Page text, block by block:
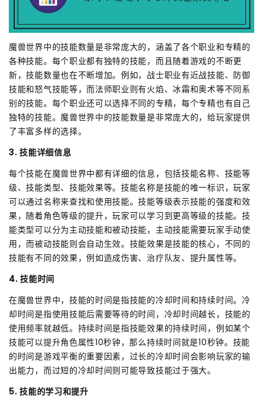
魔兽世界中的技能数量是非常庞大的，涵盖了各个职业和专精的
各种技能。每个职业都有独特的技能，而且随着游戏的不断更
新，技能数量也在不断增加。例如，战士职业有近战技能、防御
技能和怒气技能等，而法师职业则有火焰、冰霜和奥术等不同系
别的技能。每个职业还可以选择不同的专精，每个专精也有自己
独特的技能。魔兽世界中的技能数量是非常庞大的，给玩家提供
了丰富多样的选择。
3. 技能详细信息
每个技能在魔兽世界中都有详细的信息，包括技能名称、技能等
级、技能类型、技能效果等。技能名称是技能的唯一标识，玩家
可以通过名称来查找和使用技能。技能等级表示技能的强度和效
果，随着角色等级的提升，玩家可以学习到更高等级的技能。技
能类型可以分为主动技能和被动技能，主动技能需要玩家手动使
用，而被动技能则会自动生效。技能效果是技能的核心，不同的
技能有不同的效果，例如造成伤害、治疗队友、提升属性等。
4. 技能时间
在魔兽世界中，技能的时间是指技能的冷却时间和持续时间。冷
却时间是指使用技能后需要等待的时间，冷却时间越长，技能的
使用频率就越低。持续时间是指技能效果的持续时间，例如某个
技能可以提升角色属性10秒钟，那么持续时间就是10秒钟。技能
的时间是游戏平衡的重要因素，过长的冷却时间会影响玩家的输
出能力，而过短的冷却时间则可能导致技能过于强大。
5. 技能的学习和提升